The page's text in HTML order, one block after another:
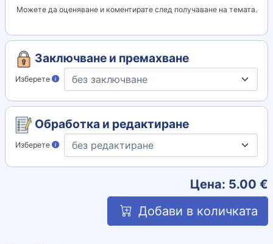
Можете да оценяване и коментирате след получаване на темата.
Заключване и премахване
Изберете
Обработка и редактиране
Изберете
Цена: 5.00 €
Добави в количката